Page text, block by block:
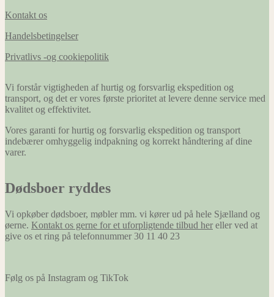
Kontakt os
Handelsbetingelser
Privatlivs -og cookiepolitik
Vi forstår vigtigheden af hurtig og forsvarlig ekspedition og
transport, og det er vores første prioritet at levere denne service med
kvalitet og effektivitet.
Vores garanti for hurtig og forsvarlig ekspedition og transport
indebærer omhyggelig indpakning og korrekt håndtering af dine
varer.
Dødsboer ryddes
Vi opkøber dødsboer, møbler mm. vi kører ud på hele Sjælland og
øerne. Kontakt os gerne for et uforpligtende tilbud her eller ved at
give os et ring på telefonnummer 30 11 40 23
Følg os på Instagram og TikTok